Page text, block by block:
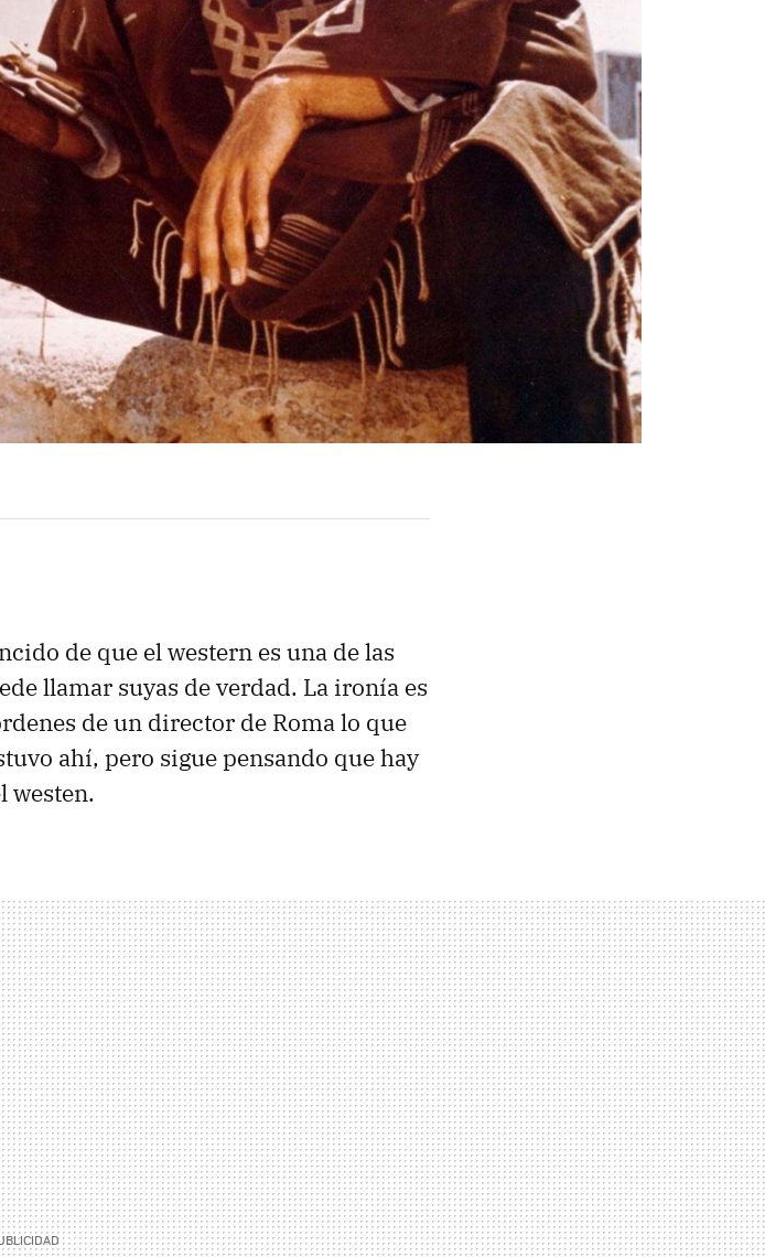
de que el western es una de las
llamar suyas de verdad. La ironía es
de un director de Roma lo que
ahí, pero sigue pensando que hay
westen.